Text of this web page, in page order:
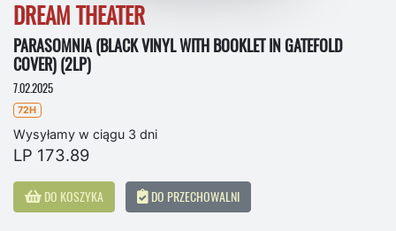
DREAM THEATER
PARASOMNIA (BLACK VINYL WITH BOOKLET IN GATEFOLD
COVER) (2LP)
7.02.2025
72H
Wysyłamy w ciągu 3 dni
LP 173.89
DO KOSZYKA DO PRZECHOWALNI